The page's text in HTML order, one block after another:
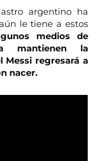
argentino ha
le tiene a estos
medios de
mantienen la
Messi regresará a
nacer.